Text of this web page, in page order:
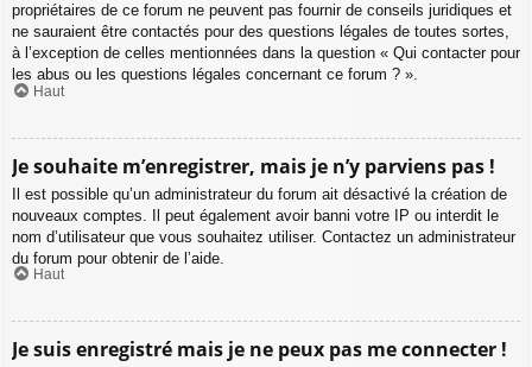
propriétaires de ce forum ne peuvent pas fournir de conseils juridiques et
ne sauraient être contactés pour des questions légales de toutes sortes,
à l’exception de celles mentionnées dans la question « Qui contacter pour
les abus ou les questions légales concernant ce forum ? ».
Haut
Je souhaite m’enregistrer, mais je n’y parviens pas !
Il est possible qu’un administrateur du forum ait désactivé la création de
nouveaux comptes. Il peut également avoir banni votre IP ou interdit le
nom d’utilisateur que vous souhaitez utiliser. Contactez un administrateur
du forum pour obtenir de l’aide.
Haut
Je suis enregistré mais je ne peux pas me connecter !